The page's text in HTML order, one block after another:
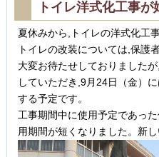
トイレ洋式化工事
夏休みから,トイレの洋式化工
トイレの改装については,保護
大変お待たせしておりました
していただき,9月24日（金）
する予定です。
工事期間中に使用予定であっ
用期間が短くなりました。新